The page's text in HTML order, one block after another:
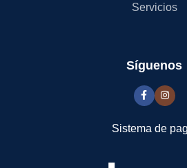
Servicios
Síguenos
Sistema de